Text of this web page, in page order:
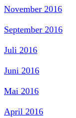
November 2016
September 2016
Juli 2016
Juni 2016
Mai 2016
April 2016